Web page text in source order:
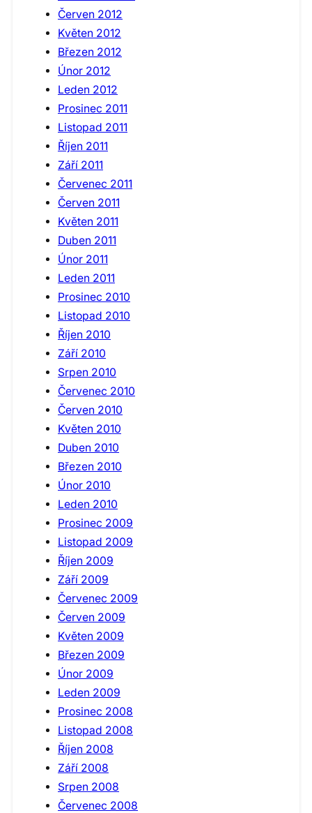
Červen 2012
Květen 2012
Březen 2012
Únor 2012
Leden 2012
Prosinec 2011
Listopad 2011
Říjen 2011
Září 2011
Červenec 2011
Červen 2011
Květen 2011
Duben 2011
Únor 2011
Leden 2011
Prosinec 2010
Listopad 2010
Říjen 2010
Září 2010
Srpen 2010
Červenec 2010
Červen 2010
Květen 2010
Duben 2010
Březen 2010
Únor 2010
Leden 2010
Prosinec 2009
Listopad 2009
Říjen 2009
Září 2009
Červenec 2009
Červen 2009
Květen 2009
Březen 2009
Únor 2009
Leden 2009
Prosinec 2008
Listopad 2008
Říjen 2008
Září 2008
Srpen 2008
Červenec 2008